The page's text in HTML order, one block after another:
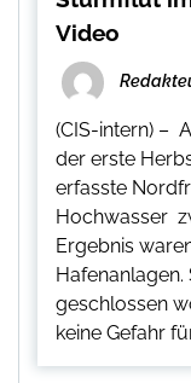
Video
(CIS-intern) –
der erste
erfasste
Hochwasser
Ergebnis
geschlossen
keine Gefahr